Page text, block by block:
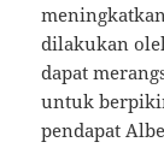
dilakukan
dapat
untuk
pendapat